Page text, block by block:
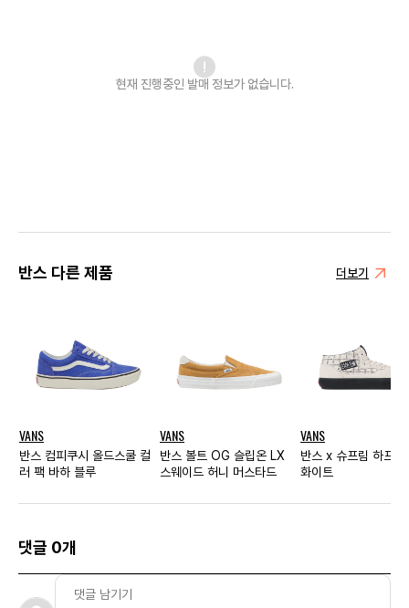
현재 진행중인 발매 정보가 없습니다.
반스 다른 제품 더보기
VANS
반스 컴피쿠시 올드스쿨 컬
러 팩 바하 블루
VANS
반스 볼트 OG 슬립온 LX
스웨이드 허니 머스타드
VANS
반스 x 슈프림 하프
화이트
댓글 0개